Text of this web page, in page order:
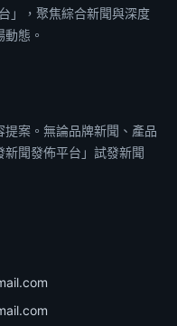
」，聚焦綜合新聞與深度
態。
案。無論品牌新聞、產品
聞發佈平台」試發新聞